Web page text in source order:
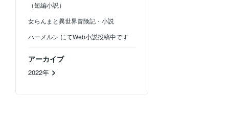
（短編小説）
女らんまと異世界冒険記・小説
ハーメルン にてWeb小説投稿中です
アーカイブ
2022年